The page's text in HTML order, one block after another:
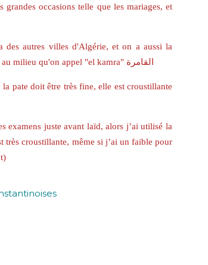
occasions telle que les mariages, et
des autres villes d'Algérie, et on a aussi la
spécificité de la découper en losanges de façon à obtenir une grande étoile au milieu qu'on appel "el kamra" القامرة
pate doit être très fine, elle est croustillante
examens juste avant laïd, alors j’ai utilisé la
très croustillante, même si j’ai un faible pour